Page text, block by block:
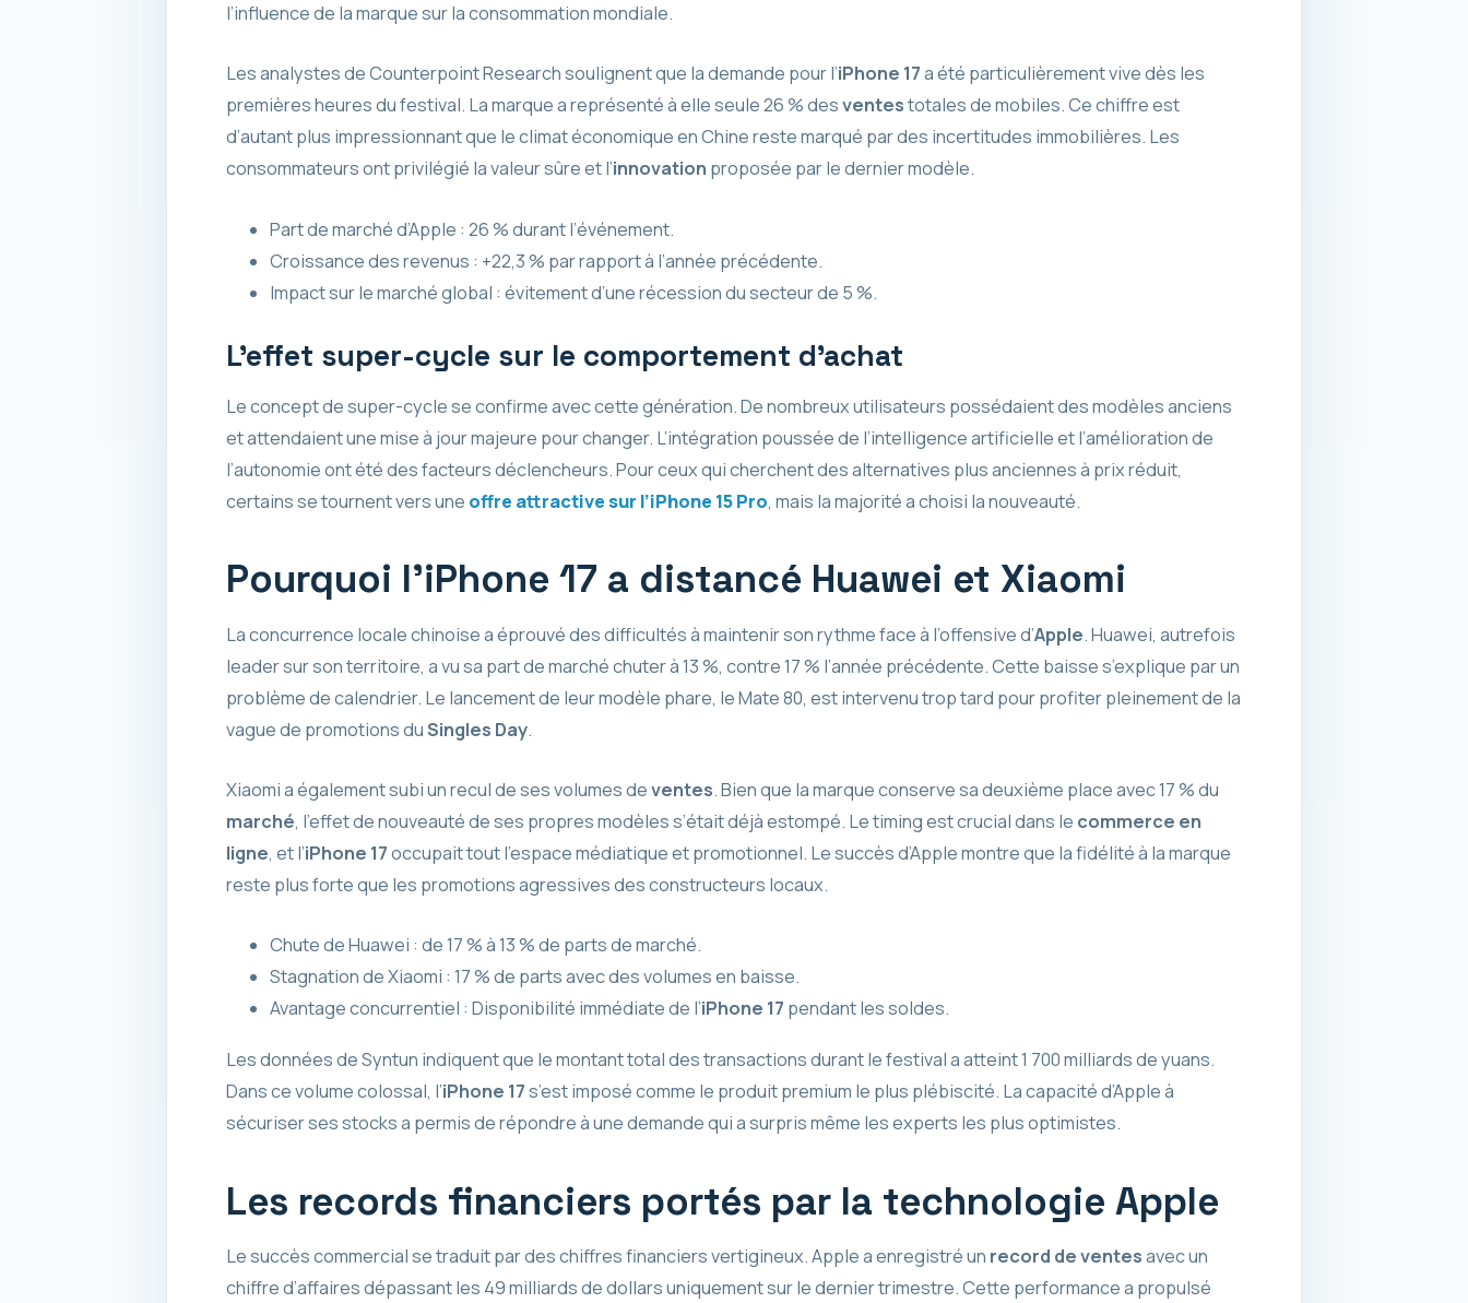
l’influence de la marque sur la consommation mondiale.
Les analystes de Counterpoint Research soulignent que la demande pour l’iPhone 17a été particulièrement vive dès les
premières heures du festival. La marque a représenté à elle seule 26 % desventestotales de mobiles. Ce chiffre est
d’autant plus impressionnant que le climat économique en Chine reste marqué par des incertitudes immobilières. Les
consommateurs ont privilégié la valeur sûre et l’innovation proposée par le dernier modèle.
Part de marché d’Apple : 26 % durant l’événement.
Croissance des revenus : +22,3 % par rapport à l’année précédente.
Impact sur le marché global : évitement d’une récession du secteur de 5 %.
L’effet super-cycle sur le comportement d’achat
Le concept de super-cycle se confirme avec cette génération. De nombreux utilisateurs possédaient des modèles anciens
et attendaient une mise à jour majeure pour changer. L’intégration poussée de l’intelligence artificielle et l’amélioration de
l’autonomie ont été des facteurs déclencheurs. Pour ceux qui cherchent des alternatives plus anciennes à prix réduit,
certains se tournent vers une offre attractive sur l’iPhone 15 Pro, mais la majorité a choisi la nouveauté.
Pourquoi l’iPhone 17 a distancé Huawei et Xiaomi
La concurrence locale chinoise a éprouvé des difficultés à maintenir son rythme face à l’offensive d’Apple. Huawei, autrefois
leader sur son territoire, a vu sa part de marché chuter à 13 %, contre 17 % l’année précédente. Cette baisse s’explique par un
problème de calendrier. Le lancement de leur modèle phare, le Mate 80, est intervenu trop tard pour profiter pleinement de la
vague de promotions duSingles Day.
Xiaomi a également subi un recul de ses volumes deventes. Bien que la marque conserve sa deuxième place avec 17 % du
marché, l’effet de nouveauté de ses propres modèles s’était déjà estompé. Le timing est crucial dans le commerce en
ligne, et l’iPhone 17occupait tout l’espace médiatique et promotionnel. Le succès d’Apple montre que la fidélité à la marque
reste plus forte que les promotions agressives des constructeurs locaux.
Chute de Huawei : de 17 % à 13 % de parts de marché.
Stagnation de Xiaomi : 17 % de parts avec des volumes en baisse.
Avantage concurrentiel : Disponibilité immédiate de l’iPhone 17 pendant les soldes.
Les données de Syntun indiquent que le montant total des transactions durant le festival a atteint 1 700 milliards de yuans.
Dans ce volume colossal, l’iPhone 17s’est imposé comme le produit premium le plus plébiscité. La capacité d’Apple à
sécuriser ses stocks a permis de répondre à une demande qui a surpris même les experts les plus optimistes.
Les records financiers portés par la technologie Apple
Le succès commercial se traduit par des chiffres financiers vertigineux. Apple a enregistré un record de ventesavec un
chiffre d’affaires dépassant les 49 milliards de dollars uniquement sur le dernier trimestre. Cette performance a propulsé